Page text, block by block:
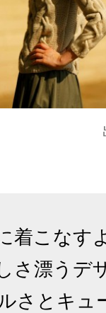
着こなす
さ漂うデ
さとキュ